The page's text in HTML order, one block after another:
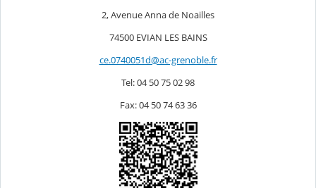
2, Avenue Anna de Noailles
74500 EVIAN LES BAINS
ce.0740051d@ac-grenoble.fr
Tel: 04 50 75 02 98
Fax: 04 50 74 63 36